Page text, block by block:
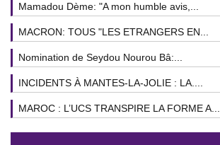
Mamadou Dème: "A mon humble avis,...
MACRON: TOUS "LES ETRANGERS EN...
Nomination de Seydou Nourou Bâ:...
INCIDENTS À MANTES-LA-JOLIE : LA....
MAROC : L’UCS TRANSPIRE LA FORME A...